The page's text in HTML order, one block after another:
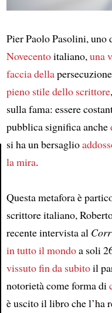
Pier Paolo Pasolini,
Novecentoitaliano,una
faccia della
pieno stile dello scrittore
sulla fama: essere
pubblica significa anche
si ha un bersaglio
la mira.
Questa metafora è
scrittore italiano,
recente intervista al
in tutto il mondoa soli
vissuto fin da subitoil
notorietà come forma di
è uscito il libro che l’ha